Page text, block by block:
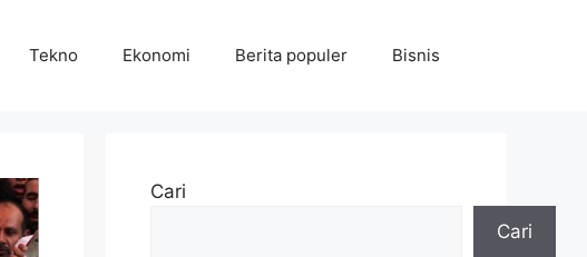
Tekno Ekonomi Berita populer Bisnis
Cari
Cari